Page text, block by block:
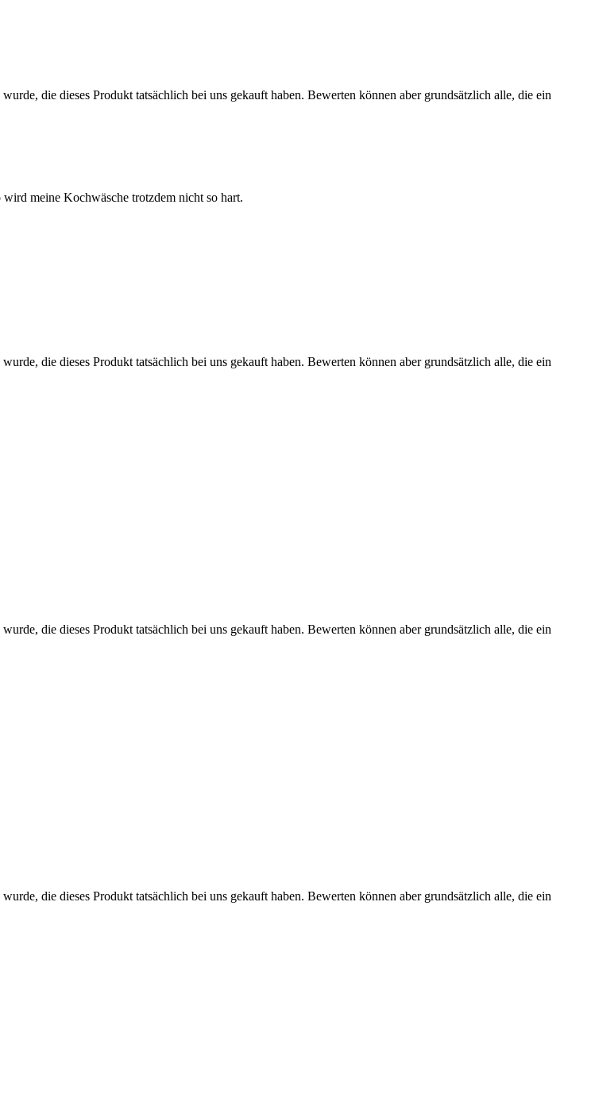
die dieses Produkt tatsächlich bei uns gekauft haben. Bewerten können aber grundsätzlich alle, die ein
meine Kochwäsche trotzdem nicht so hart.
die dieses Produkt tatsächlich bei uns gekauft haben. Bewerten können aber grundsätzlich alle, die ein
die dieses Produkt tatsächlich bei uns gekauft haben. Bewerten können aber grundsätzlich alle, die ein
die dieses Produkt tatsächlich bei uns gekauft haben. Bewerten können aber grundsätzlich alle, die ein